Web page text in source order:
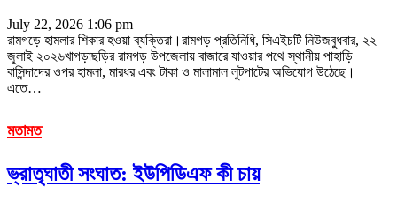
July 22, 2026 1:06 pm
রামগড়ে হামলার শিকার হওয়া ব্যক্তিরা।রামগড় প্রতিনিধি, সিএইচটি নিউজবুধবার, ২২
জুলাই ২০২৬খাগড়াছড়ির রামগড় উপজেলায় বাজারে যাওয়ার পথে স্থানীয় পাহাড়ি
বাসিন্দাদের ওপর হামলা, মারধর এবং টাকা ও মালামাল লুটপাটের অভিযোগ উঠেছে।
এতে…
মতামত
ভ্রাতৃঘাতী সংঘাত: ইউপিডিএফ কী চায়